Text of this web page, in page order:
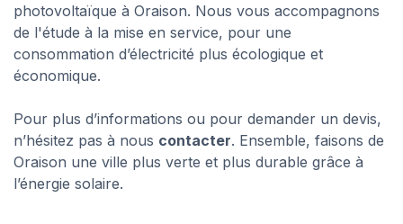
photovoltaïque à Oraison. Nous vous accompagnons
de l'étude à la mise en service, pour une
consommation d’électricité plus écologique et
économique.
Pour plus d’informations ou pour demander un devis,
n’hésitez pas à nous contacter. Ensemble, faisons de
Oraison une ville plus verte et plus durable grâce à
l’énergie solaire.